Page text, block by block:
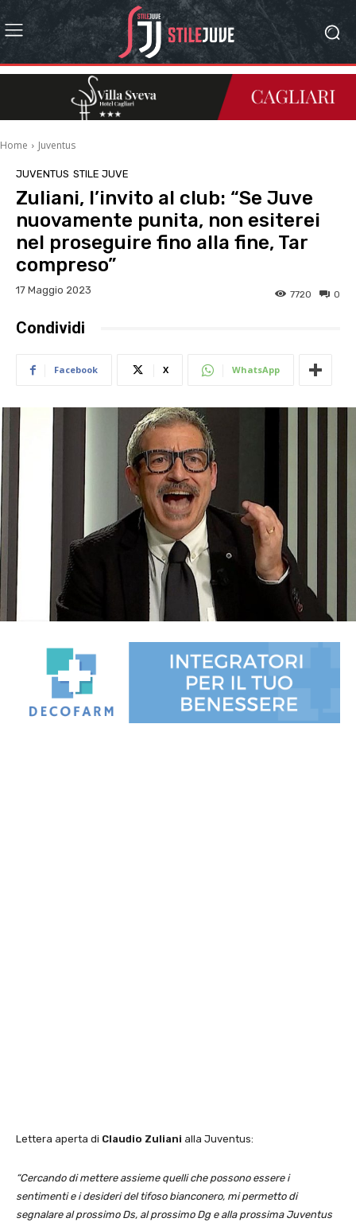
Home Juventus
JUVENTUS STILE JUVE
Zuliani, l’invito al club: “Se Juve
nuovamente punita, non esiterei
nel proseguire fino alla fine, Tar
compreso”
17 Maggio 2023 0
7720
Condividi
Facebook X WhatsApp
Lettera aperta di Claudio Zuliani alla Juventus:
“Cercando di mettere assieme quelli che possono essere i
sentimenti e i desideri del tifoso bianconero, mi permetto di
segnalare al prossimo Ds, al prossimo Dg e alla prossima Juventus